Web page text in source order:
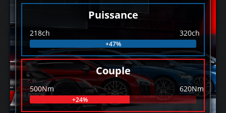
Puissance
218ch 320ch
+47%
Couple
500Nm 620Nm
+24%